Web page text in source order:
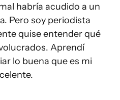
habría acudido a un
Pero soy periodista
quise entender qué
Aprendí
lo buena que es mi